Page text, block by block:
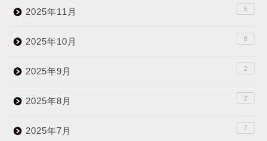
2025年11月 5
2025年10月 8
2025年9月 2
2025年8月 2
2025年7月 7